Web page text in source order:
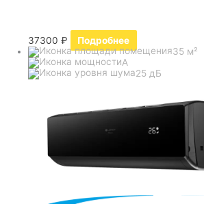
37300₽
Подробнее
35 м²
A
25 дБ